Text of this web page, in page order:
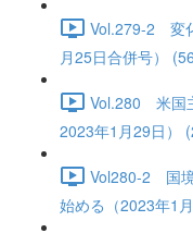
Vol.279-2 変
月25日合併号）
Vol.280 米国
2023年1月29日）
Vol280-2 国
始める（2023年1